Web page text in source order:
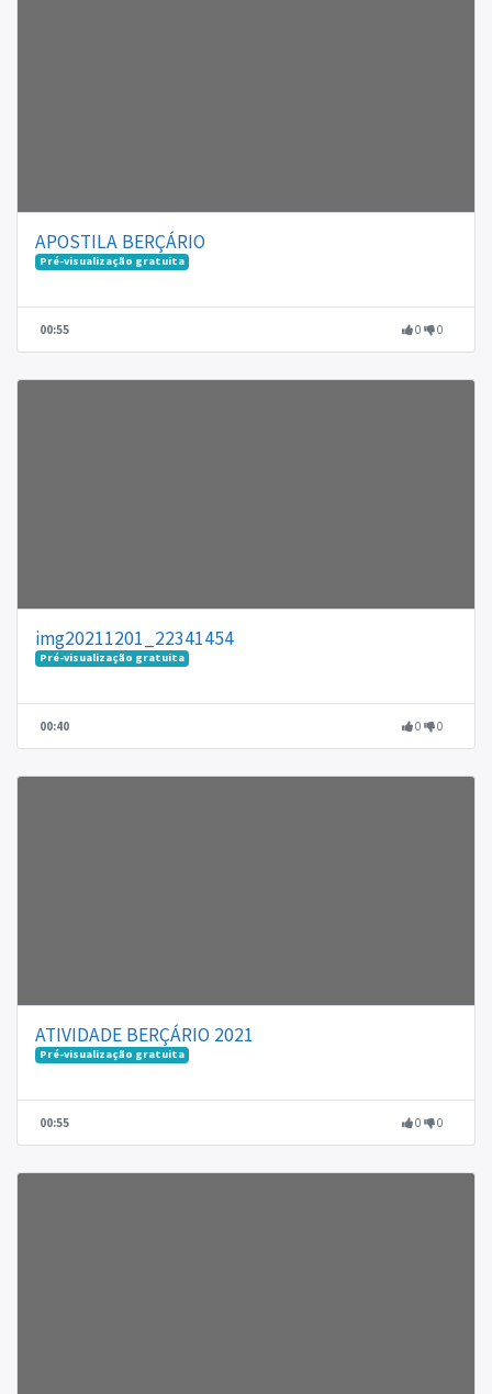
APOSTILA BERÇÁRIO
Pré-visualização gratuita
00:55 0 0
img20211201_22341454
Pré-visualização gratuita
00:40 0 0
ATIVIDADE BERÇÁRIO 2021
Pré-visualização gratuita
00:55 0 0